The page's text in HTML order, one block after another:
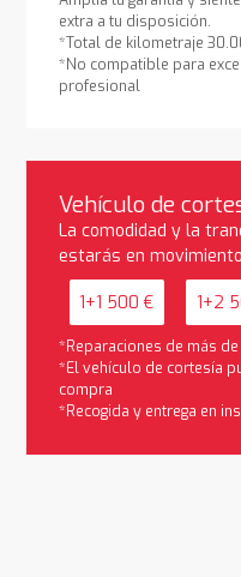
extra a tu disposición.
*Total de kilometraje
*No compatible para
profesional
Vehículo de
La comodidad y la
estarás en movimiento
1+1 500 € 1+2
*Reparaciones de más
*El vehículo de cortesía
compra
*Recogida y entrega en